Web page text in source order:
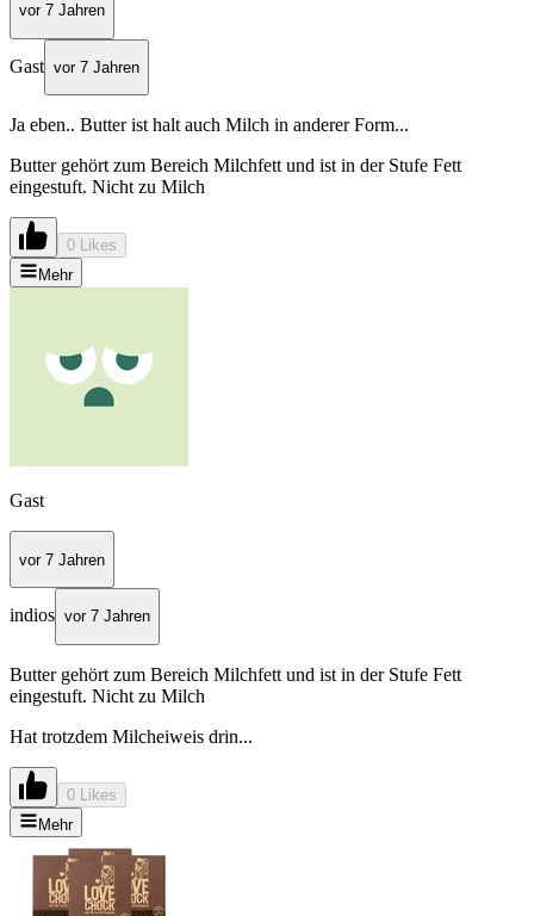
vor 7 Jahren
Gast vor 7 Jahren
Ja eben.. Butter ist halt auch Milch in anderer Form...
Butter gehört zum Bereich Milchfett und ist in der Stufe Fett
eingestuft. Nicht zu Milch
0 Likes
Mehr
Gast
vor 7 Jahren
indios vor 7 Jahren
Butter gehört zum Bereich Milchfett und ist in der Stufe Fett
eingestuft. Nicht zu Milch
Hat trotzdem Milcheiweis drin...
0 Likes
Mehr